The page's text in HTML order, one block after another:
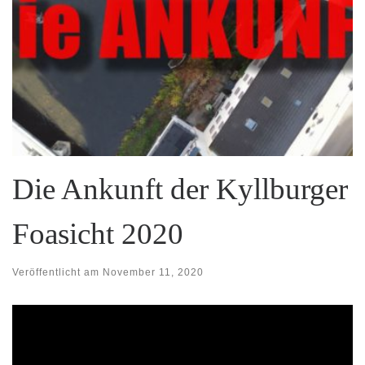
Die Ankunft der Kyllburger
Foasicht 2020
Veröffentlicht am November 11, 2020